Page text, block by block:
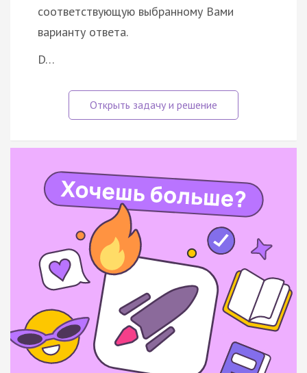
соответствующую выбранному Вами
варианту ответа.
D…